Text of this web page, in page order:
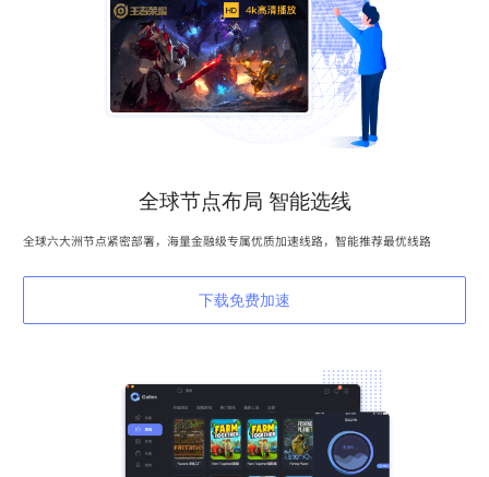
全球节点布局 智能选线
全球六大洲节点紧密部署，海量金融级专属优质加速线路，智能推荐最优线路
下载免费加速